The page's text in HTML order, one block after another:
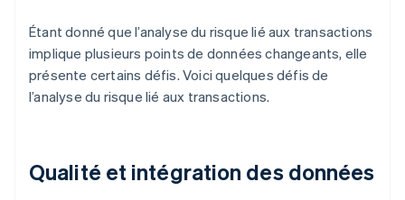
Étant donné que l’analyse du risque lié aux transactions
implique plusieurs points de données changeants, elle
présente certains défis. Voici quelques défis de
l’analyse du risque lié aux transactions.
Qualité et intégration des données